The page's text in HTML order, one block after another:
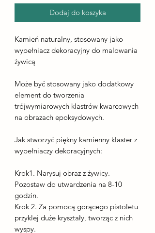
Dodaj do koszyka
Kamień naturalny, stosowany jako
wypełniacz dekoracyjny do malowania
żywicą
Może być stosowany jako dodatkowy
element do tworzenia
trójwymiarowych klastrów kwarcowych
na obrazach epoksydowych.
Jak stworzyć piękny kamienny klaster z
wypełniaczy dekoracyjnych:
Krok1. Narysuj obraz z żywicy.
Pozostaw do utwardzenia na 8-10
godzin.
Krok 2. Za pomocą gorącego pistoletu
przyklej duże kryształy, tworząc z nich
wyspy.